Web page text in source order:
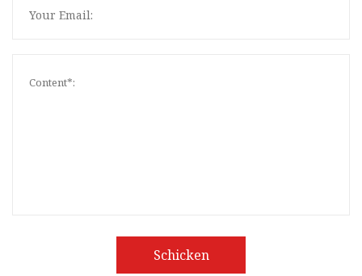
Schicken